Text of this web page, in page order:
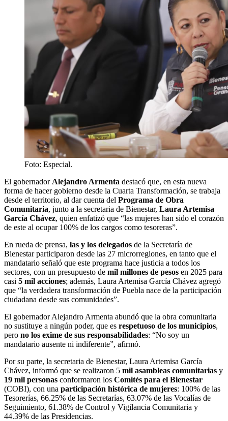
Foto: Especial.
El gobernador Alejandro Armenta destacó que, en esta nueva
forma de hacer gobierno desde la Cuarta Transformación, se trabaja
desde el territorio, al dar cuenta del Programa de Obra
Comunitaria, junto a la secretaria de Bienestar, Laura Artemisa
García Chávez, quien enfatizó que “las mujeres han sido el corazón
de este al ocupar 100% de los cargos como tesoreras”.
En rueda de prensa, las y los delegados de la Secretaría de
Bienestar participaron desde las 27 microrregiones, en tanto que el
mandatario señaló que este programa hace justicia a todos los
sectores, con un presupuesto de mil millones de pesos en 2025 para
casi 5 mil acciones; además, Laura Artemisa García Chávez agregó
que “la verdadera transformación de Puebla nace de la participación
ciudadana desde sus comunidades”.
El gobernador Alejandro Armenta abundó que la obra comunitaria
no sustituye a ningún poder, que es respetuoso de los municipios,
pero no los exime de sus responsabilidades: “No soy un
mandatario ausente ni indiferente”, afirmó.
Por su parte, la secretaria de Bienestar, Laura Artemisa García
Chávez, informó que se realizaron 5 mil asambleas comunitarias y
19 mil personas conformaron los Comités para el Bienestar
(COBI), con una participación histórica de mujeres: 100% de las
Tesorerías, 66.25% de las Secretarías, 63.07% de las Vocalías de
Seguimiento, 61.38% de Control y Vigilancia Comunitaria y
44.39% de las Presidencias.